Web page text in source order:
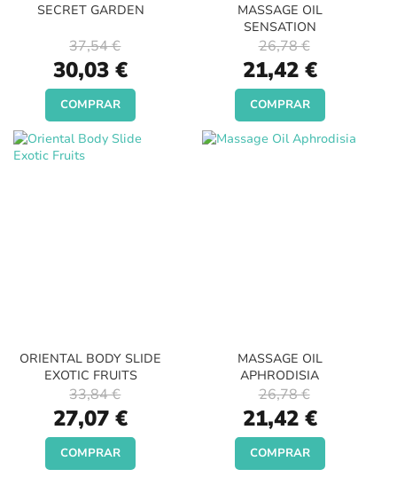
SECRET GARDEN
Special
Price
30,03 €
37,54 €
COMPRAR
MASSAGE OIL
SENSATION
Special
Price
21,42 €
26,78 €
COMPRAR
ORIENTAL BODY SLIDE
EXOTIC FRUITS
Special
Price
27,07 €
33,84 €
COMPRAR
MASSAGE OIL
APHRODISIA
Special
Price
21,42 €
26,78 €
COMPRAR